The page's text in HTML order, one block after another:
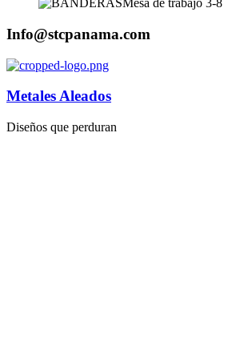
Info@stcpanama.com
Metales Aleados
Diseños que perduran